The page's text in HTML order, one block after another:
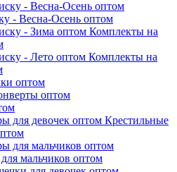
- Весна-Осень оптом
Комплекты на
Комплекты на
оптом
оптом
Крестильные
мальчиков оптом